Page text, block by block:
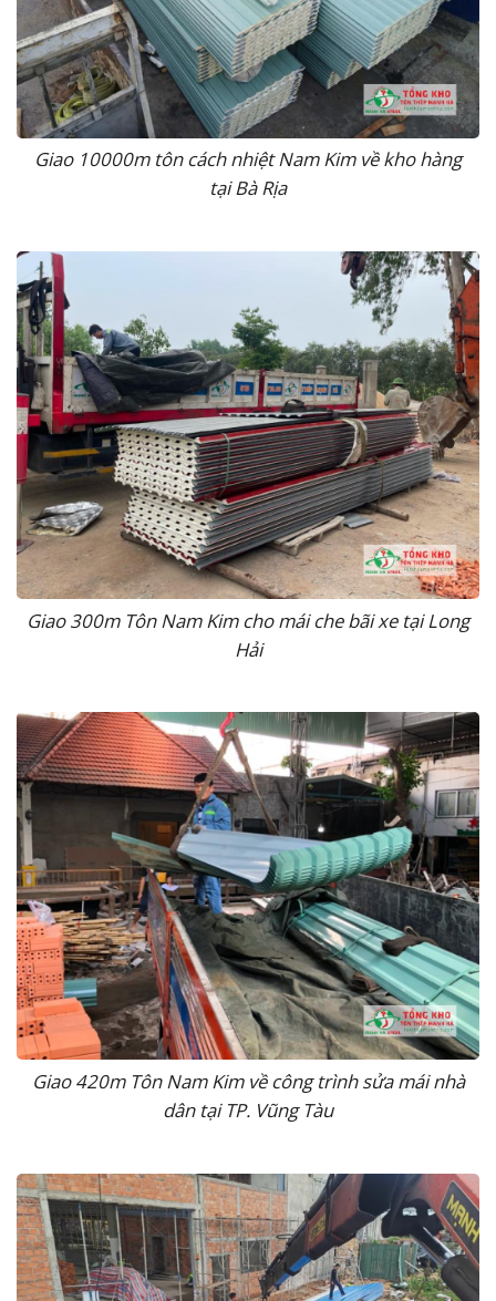
Giao 10000m tôn cách nhiệt Nam Kim về kho hàng
tại Bà Rịa
Giao 300m Tôn Nam Kim cho mái che bãi xe tại Long
Hải
Giao 420m Tôn Nam Kim về công trình sửa mái nhà
dân tại TP. Vũng Tàu